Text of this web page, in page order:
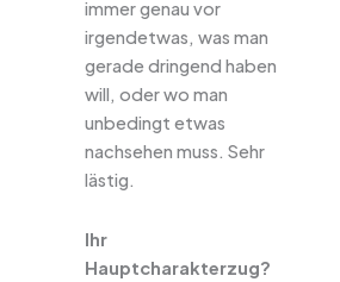
immer genau vor
irgendetwas, was man
gerade dringend haben
will, oder wo man
unbedingt etwas
nachsehen muss. Sehr
lästig.
Ihr
Hauptcharakterzug?